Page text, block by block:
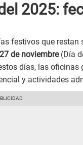
2025:
festivos que restan
de noviembre(Día
días, las oficinas
y actividades